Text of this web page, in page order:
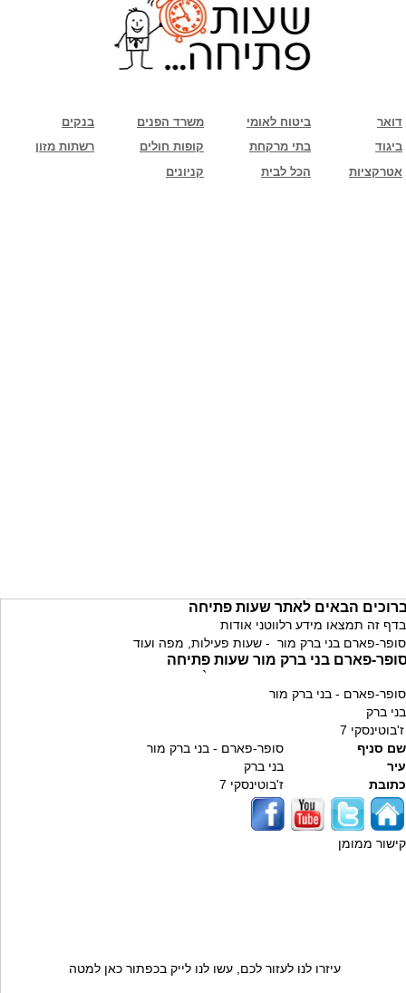
בנקים משרד הפנים ביטוח לאומי
דואר
רשתות מזון
קופות חולים בתי מרקחת
ביגוד
קניונים
הכל לבית אטרקציות
הבאים לאתר שעות פתיחה
בדף זה תמצאו מידע רלווטני אודות
סופר-פארם בני ברק מור - שעות פעילות, מפה ועוד
פארם בני ברק מור שעות פתיחה
`
סופר-פארם - בני ברק מור
בני ברק
ז'בוטינסקי 7
שם סניף
סופר-פארם - בני ברק מור
עיר
בני ברק
כתובת
ז'בוטינסקי 7
קישור ממומן
עיזרו לנו לעזור לכם, עשו לנו לייק בכפתור כאן למטה